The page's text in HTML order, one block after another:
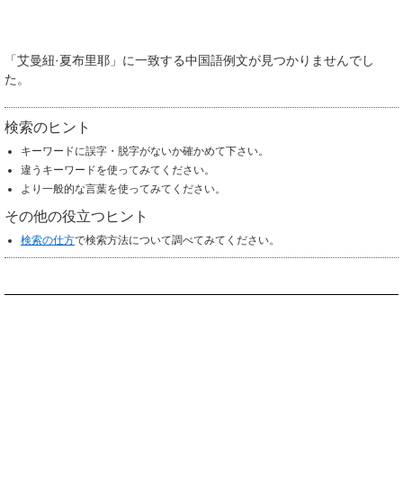
「艾曼紐·夏布里耶」に一致する中国語例文が見つかりませんでし
た。
検索のヒント
キーワードに誤字・脱字がないか確かめて下さい。
違うキーワードを使ってみてください。
より一般的な言葉を使ってみてください。
その他の役立つヒント
検索の仕方で検索方法について調べてみてください。